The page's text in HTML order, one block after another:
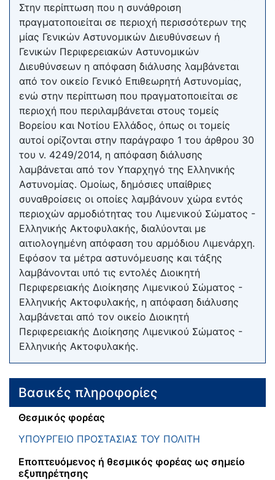
Στην περίπτωση που η συνάθροιση
πραγματοποιείται σε περιοχή περισσότερων της
μίας Γενικών Αστυνομικών Διευθύνσεων ή
Γενικών Περιφερειακών Αστυνομικών
Διευθύνσεων η απόφαση διάλυσης λαμβάνεται
από τον οικείο Γενικό Επιθεωρητή Αστυνομίας,
ενώ στην περίπτωση που πραγματοποιείται σε
περιοχή που περιλαμβάνεται στους τομείς
Βορείου και Νοτίου Ελλάδος, όπως οι τομείς
αυτοί ορίζονται στην παράγραφο 1 του άρθρου 30
του ν. 4249/2014, η απόφαση διάλυσης
λαμβάνεται από τον Υπαρχηγό της Ελληνικής
Αστυνομίας. Ομοίως, δημόσιες υπαίθριες
συναθροίσεις οι οποίες λαμβάνουν χώρα εντός
περιοχών αρμοδιότητας του Λιμενικού Σώματος -
Ελληνικής Ακτοφυλακής, διαλύονται με
αιτιολογημένη απόφαση του αρμόδιου Λιμενάρχη.
Εφόσον τα μέτρα αστυνόμευσης και τάξης
λαμβάνονται υπό τις εντολές Διοικητή
Περιφερειακής Διοίκησης Λιμενικού Σώματος -
Ελληνικής Ακτοφυλακής, η απόφαση διάλυσης
λαμβάνεται από τον οικείο Διοικητή
Περιφερειακής Διοίκησης Λιμενικού Σώματος -
Ελληνικής Ακτοφυλακής.
Βασικές πληροφορίες
Θεσμικός φορέας
ΥΠΟΥΡΓΕΙΟ ΠΡΟΣΤΑΣΙΑΣ ΤΟΥ ΠΟΛΙΤΗ
Εποπτευόμενος ή θεσμικός φορέας ως σημείο
εξυπηρέτησης